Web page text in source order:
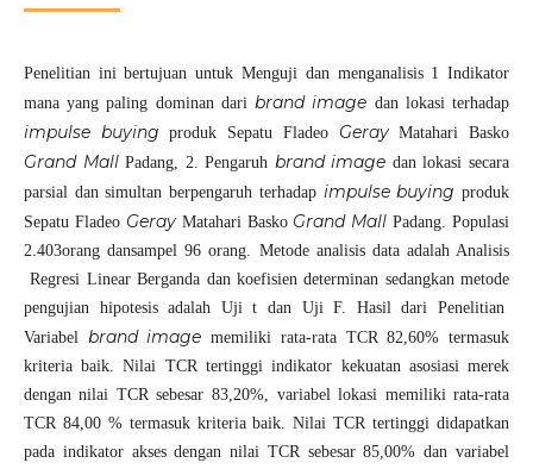
Penelitian ini bertujuan untuk Menguji dan menganalisis 1 Indikator
mana yang paling dominan daribrandimage dan lokasi terhadap
impulse buying produk Sepatu Fladeo GerayMatahari Basko
Grand MallPadang, 2. Pengaruh brandimage dan lokasi secara
parsial dan simultan berpengaruh terhadap impulse buying produk
Sepatu Fladeo GerayMatahari Basko Grand Mall Padang. Populasi
2.403orang dansampel 96 orang. Metode analisis data adalah Analisis
Regresi Linear Berganda dan koefisien determinan sedangkan metode
pengujian hipotesis adalah Uji t dan Uji F. Hasil dari Penelitian
Variabel brand image memiliki rata-rata TCR 82,60% termasuk
kriteria baik. Nilai TCR tertinggi indikator kekuatan asosiasi merek
dengan nilai TCR sebesar 83,20%, variabel lokasi memiliki rata-rata
TCR 84,00 % termasuk kriteria baik. Nilai TCR tertinggi didapatkan
pada indikator akses dengan nilai TCR sebesar 85,00% dan variabel